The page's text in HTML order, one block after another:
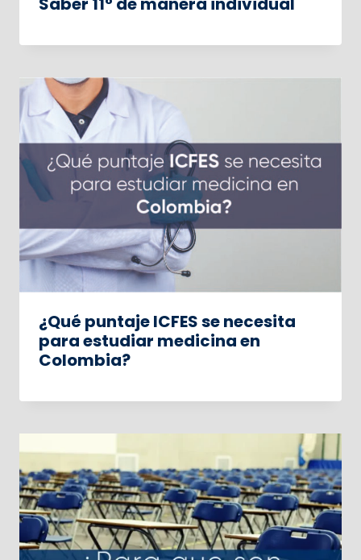
¿Qué puntaje ICFES se necesita
para estudiar medicina en
Colombia?